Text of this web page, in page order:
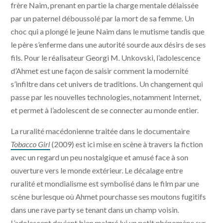
frère Naim, prenant en partie la charge mentale délaissée
par un paternel déboussolé par la mort de sa femme. Un
choc qui a plongé le jeune Naim dans le mutisme tandis que
le père s’enferme dans une autorité sourde aux désirs de ses
fils. Pour le réalisateur Georgi M. Unkovski, l’adolescence
d’Ahmet est une façon de saisir comment la modernité
s’infiltre dans cet univers de traditions. Un changement qui
passe par les nouvelles technologies, notamment Internet,
et permet à l’adolescent de se connecter au monde entier.
La ruralité macédonienne traitée dans le documentaire
Tobacco Girl(2009) est ici mise en scène à travers la fiction
avec un regard un peu nostalgique et amusé face à son
ouverture vers le monde extérieur. Le décalage entre
ruralité et mondialisme est symbolisé dans le film par une
scène burlesque où Ahmet pourchasse ses moutons fugitifs
dans une rave party se tenant dans un champ voisin.